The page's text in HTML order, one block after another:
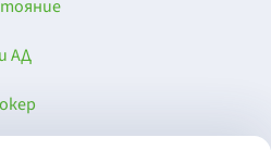
АД